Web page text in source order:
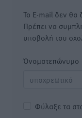
Το E-mail δεν θα
Πρέπει να
υποβολή του
Όνοματεπώνυμο
Φύλαξε τα